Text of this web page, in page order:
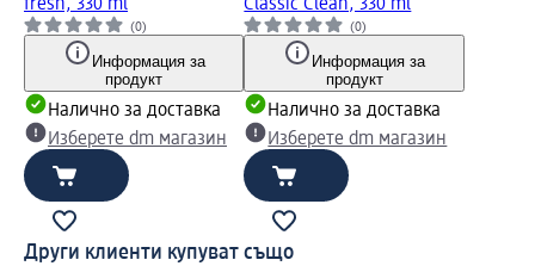
fresh, 330 ml
(0)
Информация за
продукт
Налично за доставка
Изберете dm магазин
Classic Clean, 330 ml
(0)
Информация за
продукт
Налично за доставка
Изберете dm магазин
Други клиенти купуват също